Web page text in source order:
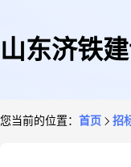
山东济铁
您当前的位置： 首页 招